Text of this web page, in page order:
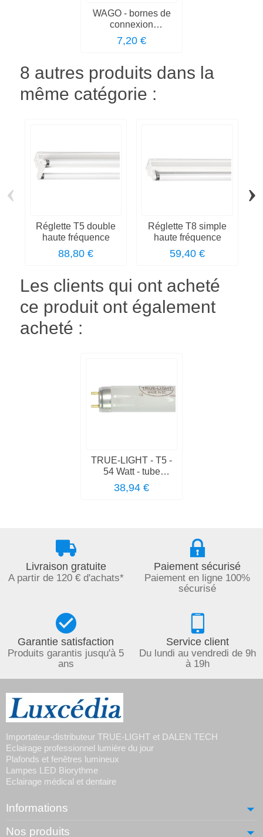
WAGO - bornes de
connexion
automatique
7,20 €
8 autres produits dans la
même catégorie :
Réglette T5 double
haute fréquence
88,80 €
Réglette T8 simple
haute fréquence
59,40 €
‹ ›
Les clients qui ont acheté
ce produit ont également
acheté :
TRUE-LIGHT - T5 -
54 Watt - tube
fluorescent
38,94 €
Livraison gratuite
A partir de 120 € d'achats*
Paiement sécurisé
Paiement en ligne 100%
sécurisé
Garantie satisfaction
Produits garantis jusqu'à 5
ans
Service client
Du lundi au vendredi de 9h
à 19h
Importateur-distributeur TRUE-LIGHT et DALEN TECH
Eclairage professionnel lumière du jour
Plafonds et fenêtres lumineux
Lampes LED Biorythme
Eclairage médical et dentaire
Informations
Nos produits